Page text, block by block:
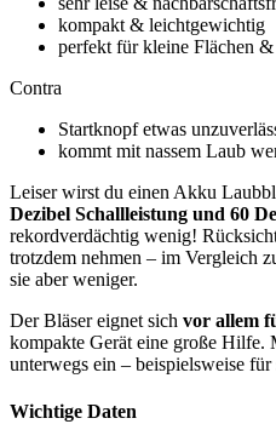
kompakt & leichtgewichtig
perfekt für kleine Flächen
Contra
Startknopf etwas
kommt mit nassem Laub
Leiser wirst du einen Akku
Dezibel Schallleistung und 60
rekordverdächtig wenig!
trotzdem nehmen – im Vergleich
sie aber weniger.
Der Bläser eignet sich vor allem
kompakte Gerät eine große Hilfe.
unterwegs ein – beispielsweise
Wichtige Daten